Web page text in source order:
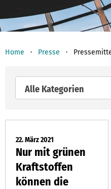
Home Presse
Alle Kategorien
22. März 2021
Nur mit grünen
Kraftstoffen
können die